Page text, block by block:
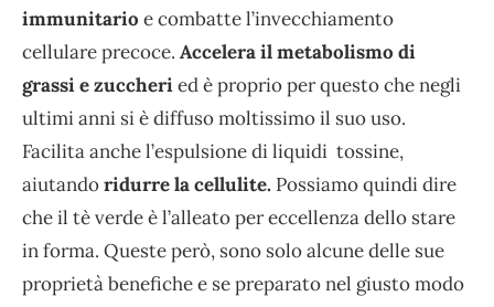
immunitario e combatte l’invecchiamento
cellulare precoce. Accelera il metabolismo di
grassi e zuccheried è proprio per questo che negli
ultimi anni si è diffuso moltissimo il suo uso.
Facilita anche l’espulsione di liquidi tossine,
aiutandoridurre la cellulite. Possiamo quindi dire
che il tè verde è l’alleato per eccellenza dello stare
in forma. Queste però, sono solo alcune delle sue
proprietà benefiche e se preparato nel giusto modo